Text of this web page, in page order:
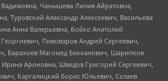
Чанышева Лилия Айратовна,
Туровский Александр Алексеевич, Васильева
Анна Валерьевна, Бойко Анатолий
Пивоваров Андрей Сергеевич,
Барахоев Магомед Бекханович, Шарипков
Ароновна, Шведов Григорий Сергеевич,
Каргалицкий Борис Юльевич, Созаев